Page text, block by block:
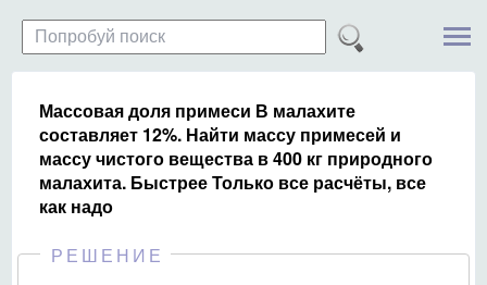
Массовая доля примеси В малахите
составляет 12%. Найти массу примесей и
массу чистого вещества в 400 кг природного
малахита. Быстрее Только все расчёты, все
как надо
РЕШЕНИЕ